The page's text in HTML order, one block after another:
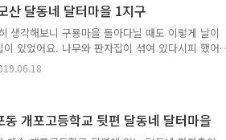
허가 주택이 많아요. 그렇지만 엄연히 무허가 등
가 1990년대에는 가옥에 대한 소유권과 점유권까
거지와 주택들이 토지에 대한 소유권 이외에는 정
산 달동네 달터마을 1지구
생각해보니 구룡마을 돌아다닐 때도 이렇게 날이
있었어요. 나무와 판자집이 섞여 있다시피 했어
숨어 있는 달동네였어요. 위성사진으로 봐도, 실
정도 가려져 있었어요. 달터마을 판잣집은 대체
어 있는 마을 모습이었어요. 원래 이런 모습이었
개포고등학교 뒷편 달동네 달터마을